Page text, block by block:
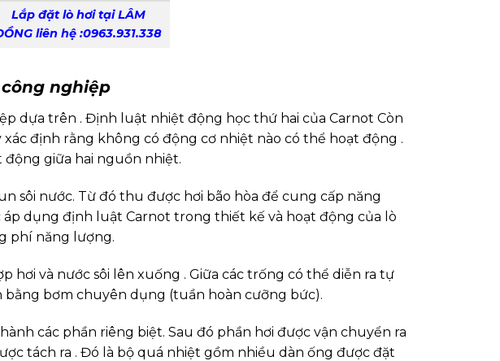
Lắp đặt lò hơi tại LÂM
liên hệ :0963.931.338
nghiệp
dựa trên . Định luật nhiệt động học thứ hai của Carnot Còn
định rằng không có động cơ nhiệt nào có thể hoạt động .
động giữa hai nguồn nhiệt.
sôi nước. Từ đó thu được hơi bão hòa để cung cấp năng
áp dụng định luật Carnot trong thiết kế và hoạt động của lò
phí năng lượng.
và nước sôi lên xuống . Giữa các trống có thể diễn ra tự
bơm chuyên dụng (tuần hoàn cưỡng bức).
các phần riêng biệt. Sau đó phần hơi được vận chuyển ra
tách ra . Đó là bộ quá nhiệt gồm nhiều dàn ống được đặt